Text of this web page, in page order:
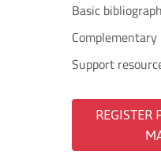
Basic
Support
REGISTER